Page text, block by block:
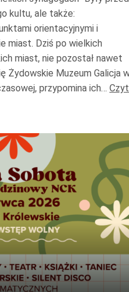
kultu, ale także:
orientacyjnymi i
miast. Dziś po wielkich
miast, nie pozostał nawet
Żydowskie Muzeum Galicja
przypomina ich…